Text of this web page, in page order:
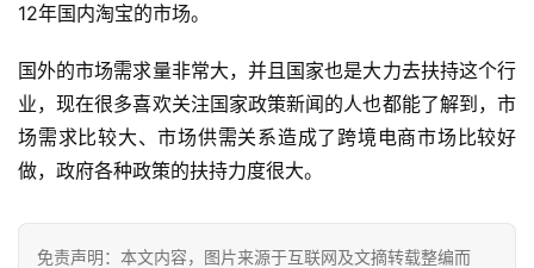
12年国内淘宝的市场。
国外的市场需求量非常大，并且国家也是大力去扶持这个行
业，现在很多喜欢关注国家政策新闻的人也都能了解到，市
场需求比较大、市场供需关系造成了跨境电商市场比较好
做，政府各种政策的扶持力度很大。
免责声明：本文内容，图片来源于互联网及文摘转载整编而